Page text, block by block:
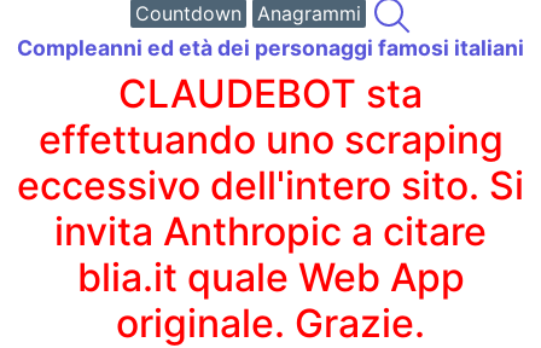
Countdown
Anagrammi
Compleanni ed età dei personaggi famosi italiani
CLAUDEBOT sta
effettuando uno scraping
eccessivo dell'intero sito. Si
invita Anthropic a citare
blia.it quale Web App
originale. Grazie.